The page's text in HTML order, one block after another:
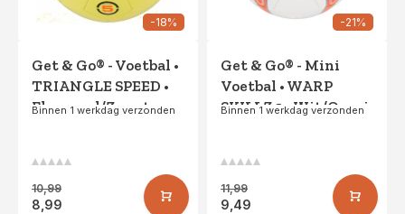
-18%
Get & Go® - Voetbal •
TRIANGLE SPEED •
Fluorgeel/Zwart
Binnen 1 werkdag verzonden
10,99
8,99
-21%
Get & Go® - Mini
Voetbal • WARP
SKILLZ 3 • Wit/Oranje
Binnen 1 werkdag verzonden
11,99
9,49